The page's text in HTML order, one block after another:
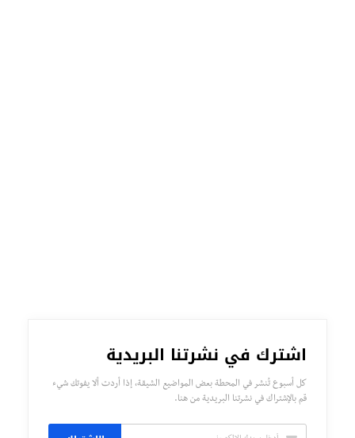
اشترك في نشرتنا البريدية
كل أسبوع تُنشر في المحطة بعض المواضيع الشيقة، إذا أردت ألا يفوتك شيء
قم بالإشتراك في نشرتنا البريدية من هنا.